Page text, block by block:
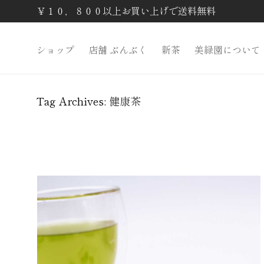
￥１０，８００以上お買い上げで送料無料
ショップ 店舗 ぶんぶく 新茶 美緑園について
Tag Archives: 健康茶